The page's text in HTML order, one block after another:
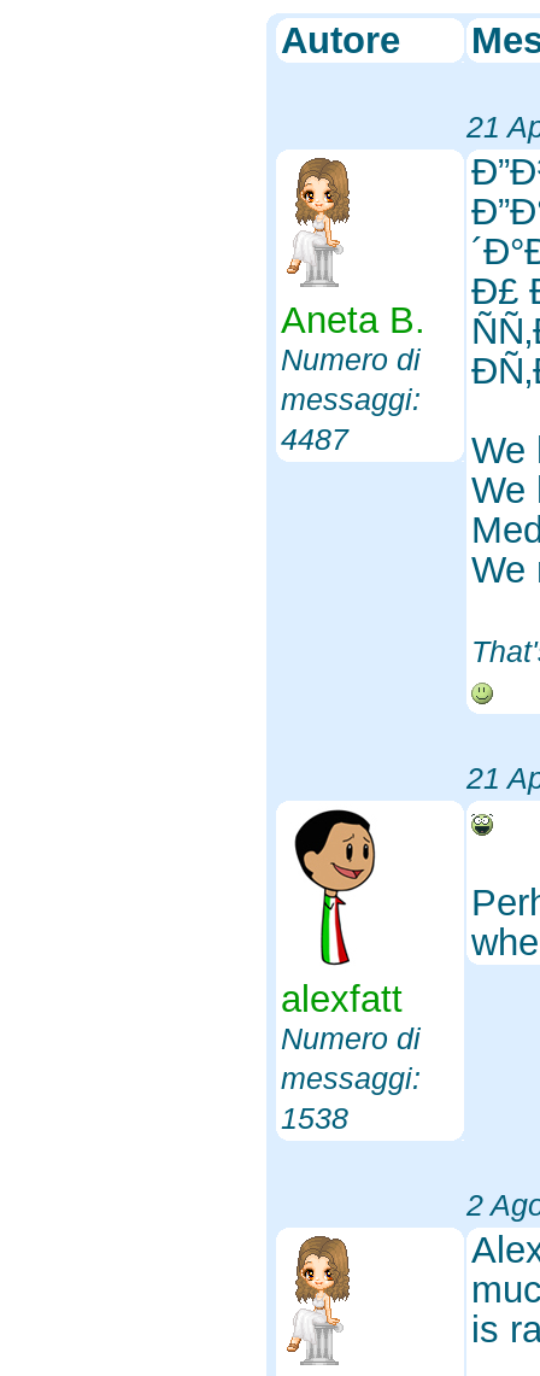
Autore
21
Aneta B.
Numero di
messaggi:
4487
Ð£
We
We
We
21
alexfatt
Numero di
messaggi:
1538
2
is